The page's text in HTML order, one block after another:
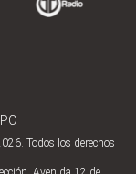
Todos los derechos